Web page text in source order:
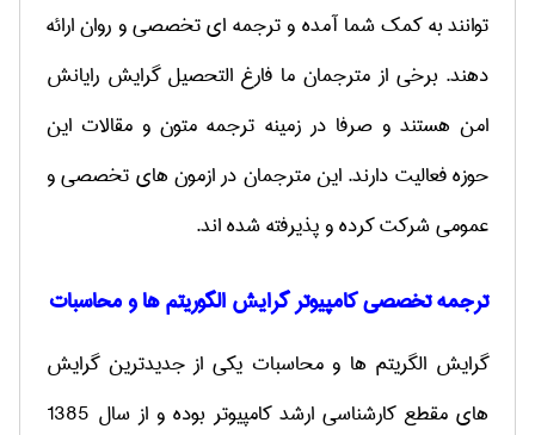
توانند به کمک شما آمده و ترجمه ای تخصصی و روان ارائه
دهند. برخی از مترجمان ما فارغ التحصیل گرایش رایانش
امن هستند و صرفا در زمینه ترجمه متون و مقالات این
حوزه فعالیت دارند. این مترجمان در ازمون های تخصصی و
عمومی شرکت کرده و پذیرفته شده اند.
ترجمه تخصصی کامپیوتر گرایش الگوریتم ها و محاسبات
گرایش الگریتم ها و محاسبات یکی از جدیدترین گرایش
های مقطع کارشناسی ارشد کامپیوتر بوده و از سال 1385